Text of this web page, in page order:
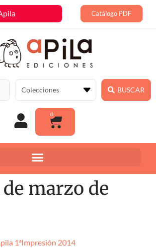
Catálogo PDF
BUSCAR
0
de marzo de
1ªImpresión 2014